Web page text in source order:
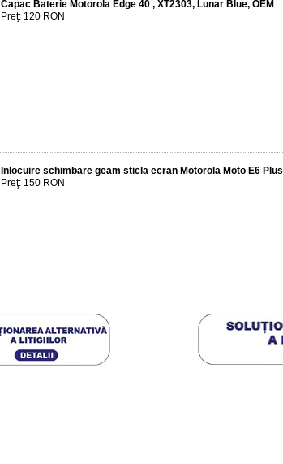
Capac Baterie Motorola Edge 40 , XT2303, Lunar Blue, OEM
Preţ: 120 RON
Inlocuire schimbare geam sticla ecran Motorola Moto E6 Plus
Preţ: 150 RON